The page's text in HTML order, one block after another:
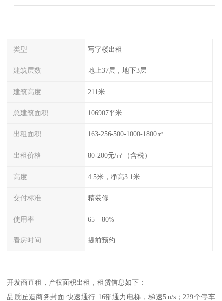
类型 写字楼出租
建筑层数 地上37层，地下3层
建筑高度 211米
总建筑面积 106907平米
出租面积 163-256-500-1000-1800㎡
出租价格 80-200元/㎡（含税）
高度 4.5米，净高3.1米
交付标准 精装修
使用率 65—80%
看房时间 提前预约
开发商直租，产权面积出租，租赁信息如下：
品质匠造商务封面 快速通行 16部通力电梯，梯速5m/s；229个停车